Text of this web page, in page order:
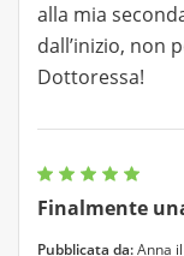
alla mia
dall’inizio, non
Dottoressa!
Finalmente
Pubblicata da:Anna